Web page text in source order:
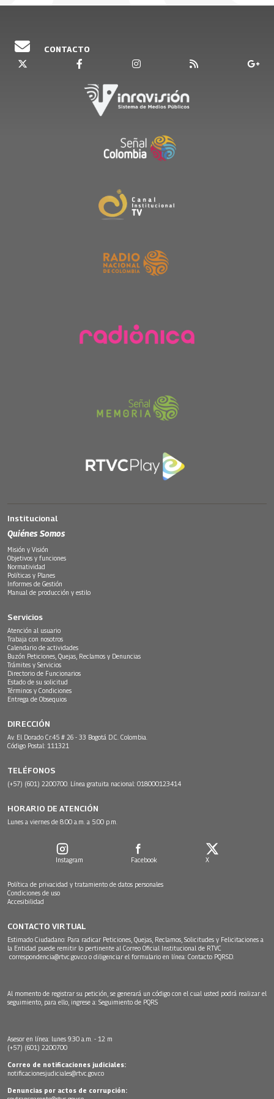
continente americano.
CONTACTO
Institucional
Quiénes Somos
Misión y Visión
Objetivos y funciones
Normatividad
Políticas y Planes
Informes de Gestión
Manual de producción y estilo
Servicios
Atención al usuario
Trabaja con nosotros
Calendario de actividades
Buzón Peticiones, Quejas, Reclamos y Denuncias
Trámites y Servicios
Directorio de Funcionarios
Estado de su solicitud
Términos y Condiciones
Entrega de Obsequios
DIRECCIÓN
Av. El Dorado Cr.45 # 26 - 33 Bogotá D.C. Colombia.
Código Postal: 111321
TELÉFONOS
(+57) (601) 2200700. Línea gratuita nacional: 018000123414
HORARIO DE ATENCIÓN
Lunes a viernes de 8:00 a.m. a 5:00 p.m.
Instagram Facebook X
Política de privacidad y tratamiento de datos personales
Condiciones de uso
Accesibilidad
CONTACTO VIRTUAL
Estimado Ciudadano: Para radicar Peticiones, Quejas, Reclamos, Solicitudes y Felicitaciones a
la Entidad puede remitir lo pertinente al Correo Oficial Institucional de RTVC
correspondencia@rtvc.gov.co o diligenciar el formulario en línea: Contacto PQRSD.
Al momento de registrar su petición, se generará un código con el cual usted podrá realizar el
seguimiento, para ello, ingrese a: Seguimiento de PQRS
Asesor en línea: lunes 9:30 a.m. - 12 m
(+57) (601) 2200700
Correo de notificaciones judiciales:
notificacionesjudiciales@rtvc.gov.co
Denuncias por actos de corrupción: